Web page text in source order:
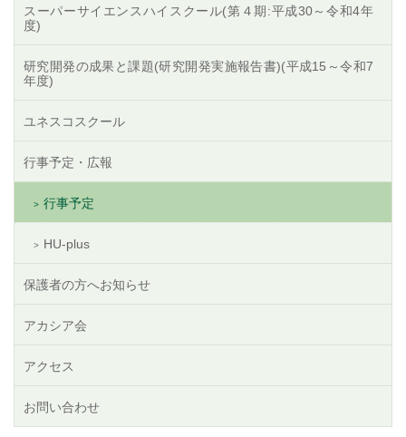
スーパーサイエンスハイスクール(第４期:平成30～令和4年
度)
研究開発の成果と課題(研究開発実施報告書)(平成15～令和7
年度)
ユネスコスクール
行事予定・広報
行事予定
HU-plus
保護者の方へお知らせ
アカシア会
アクセス
お問い合わせ